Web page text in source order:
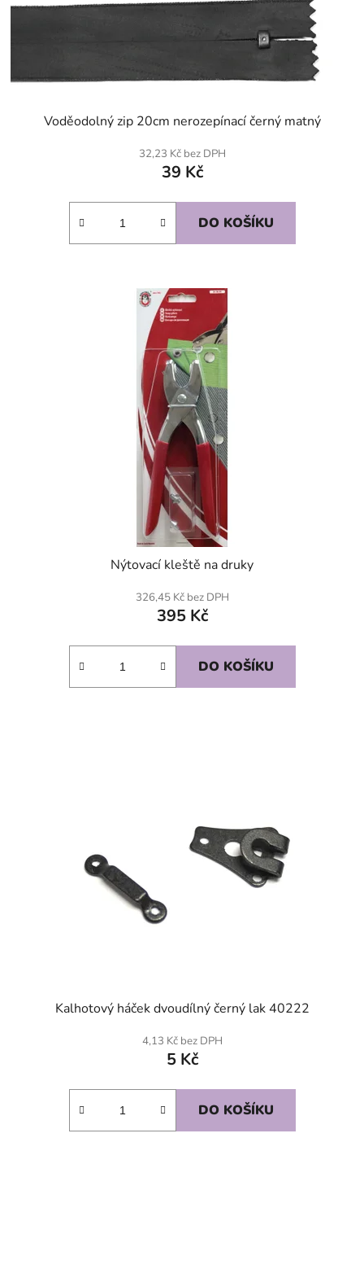
Voděodolný zip 20cm nerozepínací černý matný
32,23 Kč bez DPH
39 Kč
DO KOŠÍKU
Nýtovací kleště na druky
326,45 Kč bez DPH
395 Kč
DO KOŠÍKU
Kalhotový háček dvoudílný černý lak 40222
4,13 Kč bez DPH
5 Kč
DO KOŠÍKU